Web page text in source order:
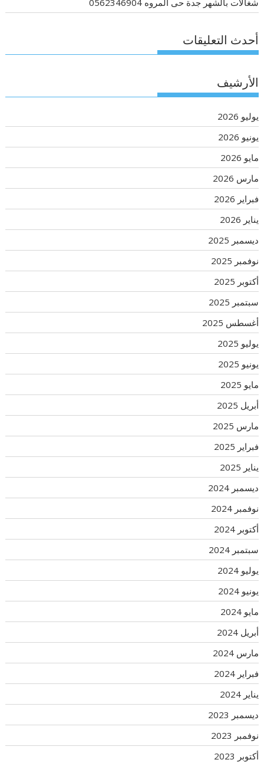
أحدث التعليقات
الأرشيف
يوليو 2026
يونيو 2026
مايو 2026
مارس 2026
فبراير 2026
يناير 2026
ديسمبر 2025
نوفمبر 2025
أكتوبر 2025
سبتمبر 2025
أغسطس 2025
يوليو 2025
يونيو 2025
مايو 2025
أبريل 2025
مارس 2025
فبراير 2025
يناير 2025
ديسمبر 2024
نوفمبر 2024
أكتوبر 2024
سبتمبر 2024
يوليو 2024
يونيو 2024
مايو 2024
أبريل 2024
مارس 2024
فبراير 2024
يناير 2024
ديسمبر 2023
نوفمبر 2023
أكتوبر 2023